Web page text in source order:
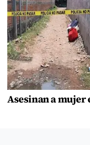
Asesinan a mujer